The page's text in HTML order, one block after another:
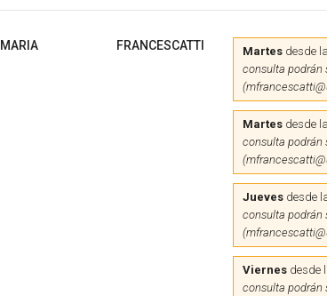
MARIA FRANCESCATTI Martesdesde
consulta podrán
Martesdesde
consulta podrán
Juevesdesde
consulta podrán
Viernesdesde
consulta podrán